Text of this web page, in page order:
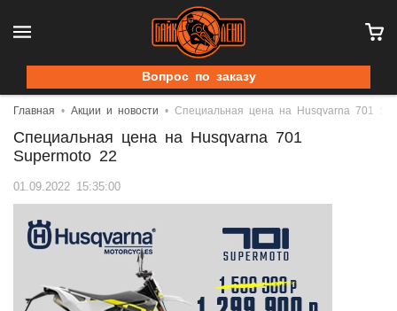
Вопрос по заказу
Главная Акции и новости Специальная цена на Husqvarna 701
Специальная цена на Husqvarna 701
Supermoto 22
01.09.2022 15:35:00